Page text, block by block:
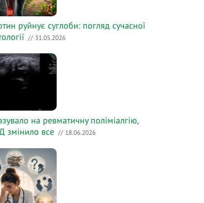
руйнує суглоби: погляд сучасної
// 31.05.2026
на ревматичну поліміалгію,
змінило все // 18.06.2026